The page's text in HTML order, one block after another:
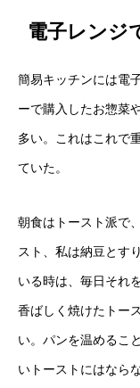
電子レンジ
簡易キッチンには電
ーで購入したお惣菜
多い。これはこれで
ていた。
朝食はトースト派で
スト、私は納豆とす
いる時は、毎日それ
香ばしく焼けたトー
い。パンを温めるこ
いトーストにはなら